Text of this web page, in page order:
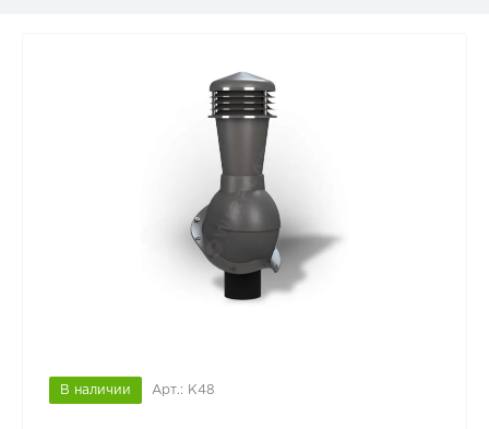
В наличии Арт.: К48